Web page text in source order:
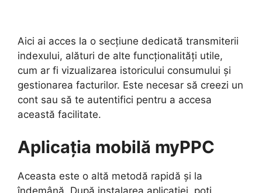
Aici ai acces la o secțiune dedicată transmiterii
indexului, alături de alte funcționalități utile,
cum ar fi vizualizarea istoricului consumului și
gestionarea facturilor. Este necesar să creezi un
cont sau să te autentifici pentru a accesa
această facilitate.
Aplicația mobilă myPPC
Aceasta este o altă metodă rapidă și la
îndemână. După instalarea aplicației, poți